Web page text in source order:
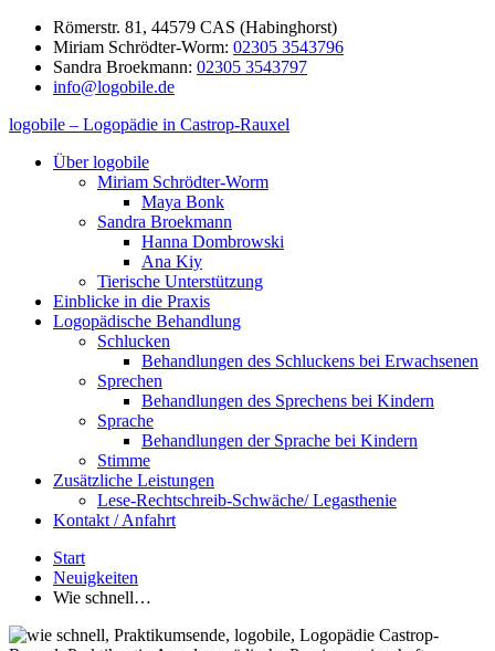
Zum
Inhalt
springen
Römerstr. 81, 44579 CAS (Habinghorst)
Miriam Schrödter-Worm: 02305 3543796
Sandra Broekmann: 02305 3543797
info@logobile.de
logobile – Logopädie in Castrop-Rauxel
logobile
logopädische
Praxisgemeinschaft
Über logobile
Miriam Schrödter-Worm
Maya Bonk
Sandra Broekmann
Hanna Dombrowski
Ana Kiy
Tierische Unterstützung
Einblicke in die Praxis
Logopädische Behandlung
Schlucken
Behandlungen des Schluckens bei Erwachsenen
Sprechen
Behandlungen des Sprechens bei Kindern
Sprache
Behandlungen der Sprache bei Kindern
Stimme
Zusätzliche Leistungen
Lese-Rechtschreib-Schwäche/ Legasthenie
Kontakt / Anfahrt
Start
Neuigkeiten
Wie schnell…